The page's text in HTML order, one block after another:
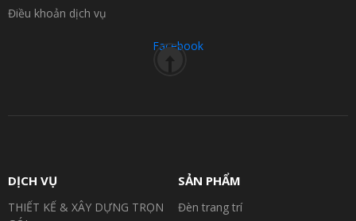
Điều khoản dịch vụ
Facebook
DỊCH VỤ
THIẾT KẾ & XÂY DỰNG TRỌN
SẢN PHẨM
Đèn trang trí